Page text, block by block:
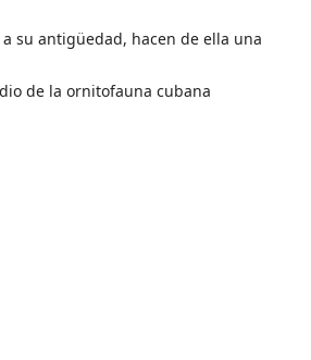
su antigüedad, hacen de ella una
de la ornitofauna cubana